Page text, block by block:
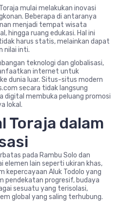
mulai melakukan inovasi
Beberapa di antaranya
menjadi tempat wisata
hingga ruang edukasi. Hal ini
harus statis, melainkan dapat
nilai inti.
teknologi dan globalisasi,
internet untuk
dunia luar. Situs-situs modern
secara tidak langsung
digital membuka peluang promosi
lokal.
Toraja dalam
pada Rambu Solo dan
elemen lain seperti ukiran khas,
kepercayaan Aluk Todolo yang
pendekatan progresif, budaya
sesuatu yang terisolasi,
global yang saling terhubung.